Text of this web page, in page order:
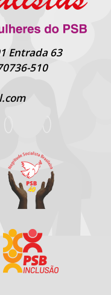
Entrada 63
510